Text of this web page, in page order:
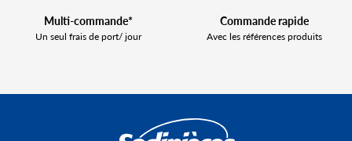
Multi-commande*
Un seul frais de port/ jour
Commande rapide
Avec les références produits